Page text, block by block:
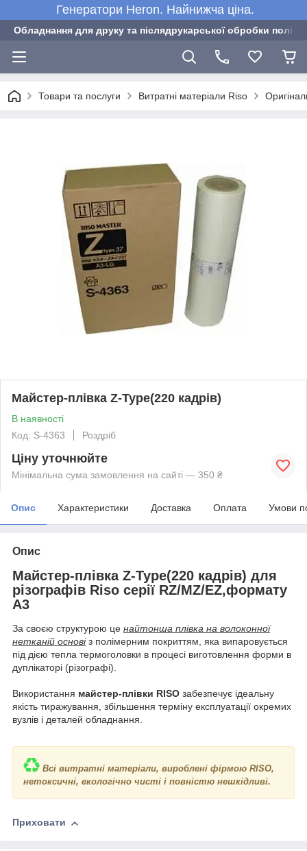
Генератори Heron. Найнижча ціна.
Обладнання для друку та післядрукарської обробки
Товари та послуги Витратні матеріали Riso
Майстер-плівка Z-Type(220 кадрів)
В наявності
Код: S-4363
Роздріб
Ціну уточнюйте
Мінімальна сума замовлення на сайті — 350 ₴
Опис Характеристики Доставка Оплата Умови
Опис
Майстер-плівка Z-Type(220 кадрів) для
різографів Riso серії RZ/MZ/EZ,формату
А3
За своєю структурою це найтонша плівка на волоконної
нетканій основіз полімерним покриттям, яка випаровується
під дією тепла термоголовки в процесі виготовлення форми в
дуплікаторі (різографі).
Використання майстер-плівки RISO забезпечує ідеальну
якість тиражування, збільшення терміну експлуатації окремих
вузлів і деталей обладнання.
Всі витратні матеріали, вироблені фірмою RISO,
нетоксичні, екологічно чисті і повністю нешкідливі.
Приховати